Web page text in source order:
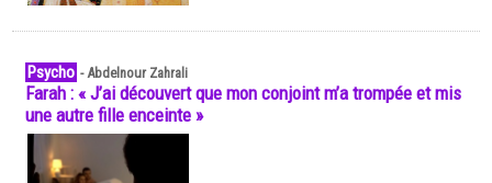
Psycho -Abdelnour Zahrali
Farah : « J’ai découvert que mon conjoint m’a trompée et mis
une autre fille enceinte »